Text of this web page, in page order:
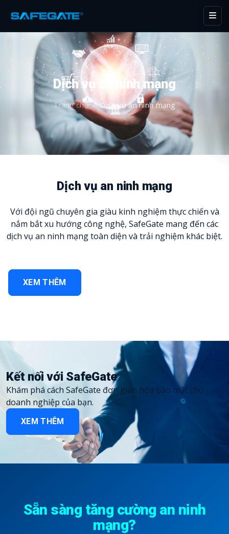
Dịch vụ an ninh mạng
Trang chủ / Dịch vụ an ninh mạng
Dịch vụ an ninh mạng
Với đội ngũ chuyên gia giàu kinh nghiệm thực chiến và
nắm bắt xu hướng công nghệ, SafeGate mang đến các
dịch vụ an ninh mạng toàn diện và trải nghiệm khác biệt.
XEM THÊM
Kết nối với SafeGate
Khám phá cách SafeGate đơn giản hóa bảo mật cho
doanh nghiệp của bạn.
XEM THÊM
Sẵn sàng tăng cường an ninh
mạng?